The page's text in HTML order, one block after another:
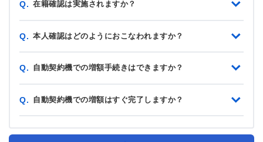
Q. 在籍確認は実施されますか？
Q. 本人確認はどのようにおこなわれますか？
Q. 自動契約機での増額手続きはできますか？
Q. 自動契約機での増額はすぐ完了しますか？